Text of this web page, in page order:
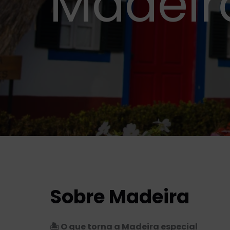
Sobre Madeira
🏝️ O que torna a Madeira especial